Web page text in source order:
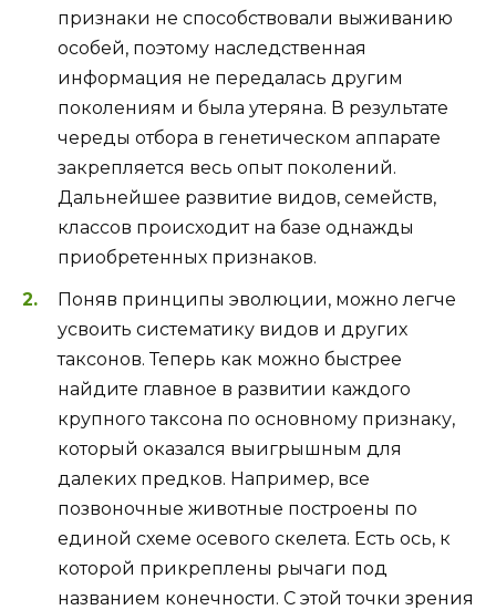
признаки не способствовали выживанию
особей, поэтому наследственная
информация не передалась другим
поколениям и была утеряна. В результате
череды отбора в генетическом аппарате
закрепляется весь опыт поколений.
Дальнейшее развитие видов, семейств,
классов происходит на базе однажды
приобретенных признаков.
Поняв принципы эволюции, можно легче
усвоить систематику видов и других
таксонов. Теперь как можно быстрее
найдите главное в развитии каждого
крупного таксона по основному признаку,
который оказался выигрышным для
далеких предков. Например, все
позвоночные животные построены по
единой схеме осевого скелета. Есть ось, к
которой прикреплены рычаги под
названием конечности. С этой точки зрения